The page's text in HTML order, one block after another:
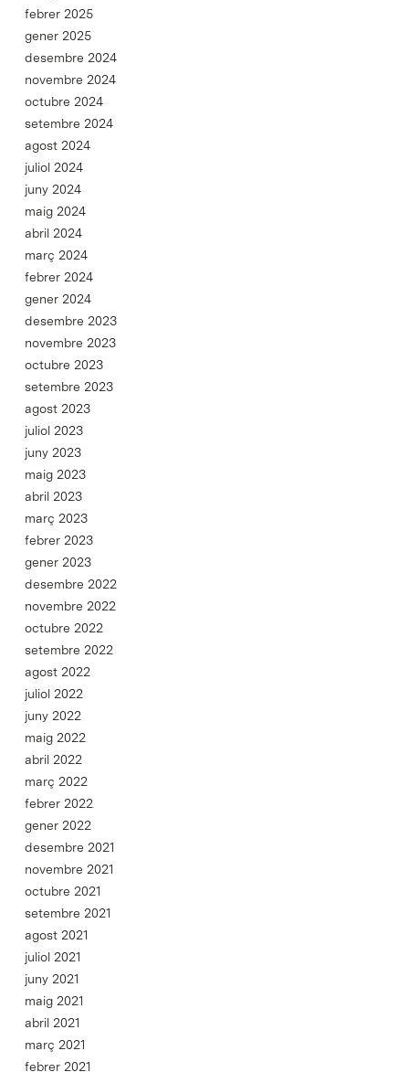
febrer 2025
gener 2025
desembre 2024
novembre 2024
octubre 2024
setembre 2024
agost 2024
juliol 2024
juny 2024
maig 2024
abril 2024
març 2024
febrer 2024
gener 2024
desembre 2023
novembre 2023
octubre 2023
setembre 2023
agost 2023
juliol 2023
juny 2023
maig 2023
abril 2023
març 2023
febrer 2023
gener 2023
desembre 2022
novembre 2022
octubre 2022
setembre 2022
agost 2022
juliol 2022
juny 2022
maig 2022
abril 2022
març 2022
febrer 2022
gener 2022
desembre 2021
novembre 2021
octubre 2021
setembre 2021
agost 2021
juliol 2021
juny 2021
maig 2021
abril 2021
març 2021
febrer 2021